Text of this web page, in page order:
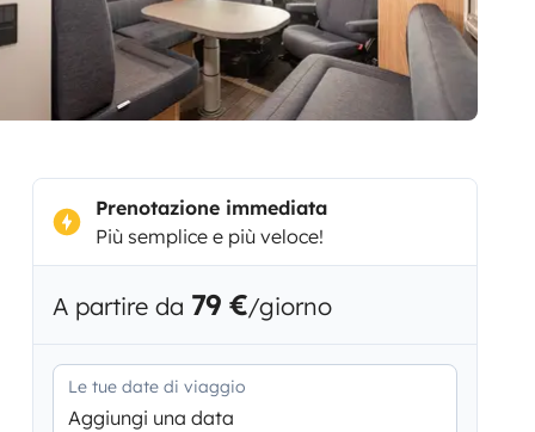
Prenotazione immediata
Più semplice e più veloce!
A partire da 79 €/giorno
Le tue date di viaggio
Aggiungi una data